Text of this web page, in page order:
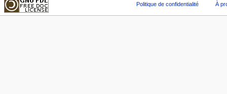
Politique de confidentialité À